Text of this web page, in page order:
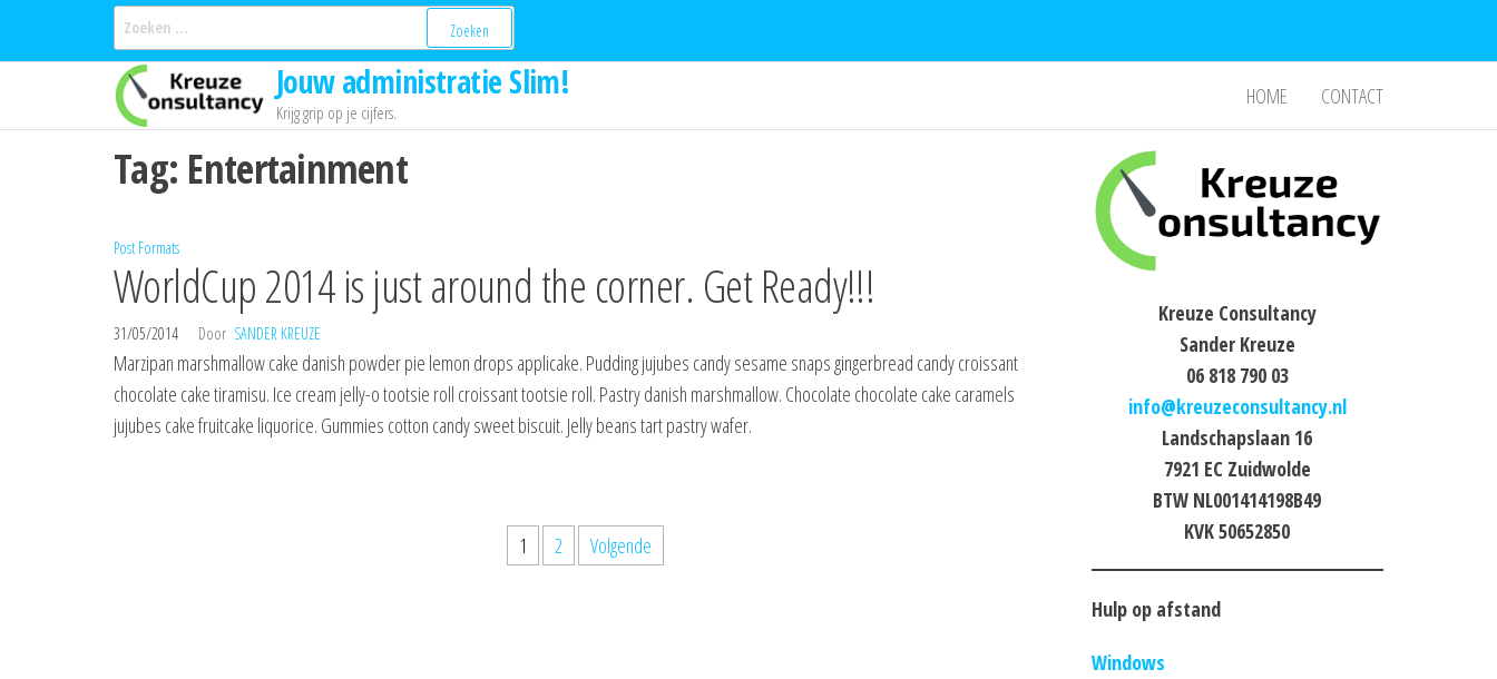
Zoeken
naar:
Jouw administratie Slim!
Krijg grip op je cijfers.
HOME CONTACT
Tag: Entertainment
Post Formats
WorldCup 2014 is just around the corner. Get Ready!!!
31/05/2014 Door SANDER KREUZE
Marzipan marshmallow cake danish powder pie lemon drops applicake. Pudding jujubes candy sesame snaps gingerbread candy croissant
chocolate cake tiramisu. Ice cream jelly-o tootsie roll croissant tootsie roll. Pastry danish marshmallow. Chocolate chocolate cake caramels
jujubes cake fruitcake liquorice. Gummies cotton candy sweet biscuit. Jelly beans tart pastry wafer.
1 2 Volgende
Kreuze Consultancy
Sander Kreuze
06 818 790 03
info@kreuzeconsultancy.nl
Landschapslaan 16
7921 EC Zuidwolde
BTW NL001414198B49
KVK 50652850
Hulp op afstand
Windows